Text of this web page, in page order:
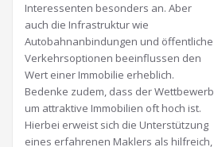
Interessenten besonders an. Aber
auch die Infrastruktur wie
Autobahnanbindungen und öffentliche
Verkehrsoptionen beeinflussen den
Wert einer Immobilie erheblich.
Bedenke zudem, dass der Wettbewerb
um attraktive Immobilien oft hoch ist.
Hierbei erweist sich die Unterstützung
eines erfahrenen Maklers als hilfreich,